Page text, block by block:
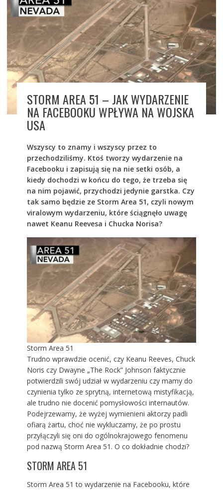
STORM AREA 51 – JAK WYDARZENIE
NA FACEBOOKU WPŁYWA NA WOJSKA
USA
Wszyscy to znamy i wszyscy przez to
przechodziliśmy. Ktoś tworzy wydarzenie na
Facebooku i zapisują się na nie setki osób, a
kiedy dochodzi w końcu do tego, że trzeba się
na nim pojawić, przychodzi jedynie garstka. Czy
tak samo będzie ze Storm Area 51, czyli nowym
viralowym wydarzeniu, które ściągnęło uwagę
nawet Keanu Reevesa i Chucka Norisa?
Storm Area 51
Trudno wprawdzie ocenić, czy Keanu Reeves, Chuck
Noris czy Dwayne „The Rock” Johnson faktycznie
potwierdzili swój udział w wydarzeniu czy mamy do
czynienia tylko ze sprytną, internetową mistyfikacją,
ale trudno nie docenić pomysłowości internautów.
Podejrzewamy, że wyżej wymienieni aktorzy padli
ofiarą żartu, choć nie wykluczamy, że po prostu
przyłączyli się oni do ogólnokrajowego fenomenu
pod nazwą Storm Area 51. O co dokładnie chodzi?
STORM AREA 51
Storm Area 51 to wydarzenie na Facebooku, które